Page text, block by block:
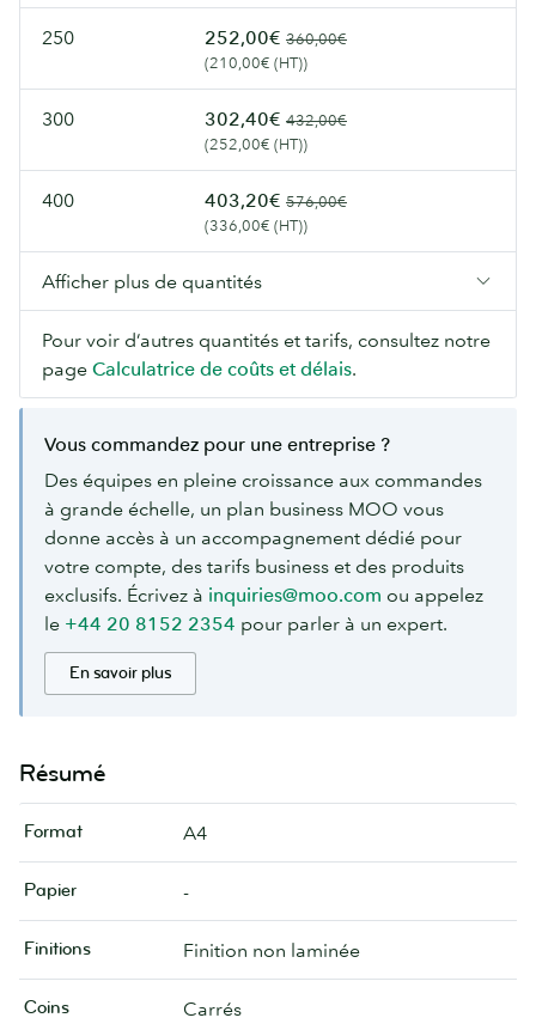
250 252,00€ 360,00€
(210,00€ (HT))
300 302,40€ 432,00€
(252,00€ (HT))
400 403,20€ 576,00€
(336,00€ (HT))
Afficher plus de quantités
Pour voir d’autres quantités et tarifs, consultez notre
page Calculatrice de coûts et délais.
Vous commandez pour une entreprise ?
Des équipes en pleine croissance aux commandes
à grande échelle, un plan business MOO vous
donne accès à un accompagnement dédié pour
votre compte, des tarifs business et des produits
exclusifs. Écrivez à inquiries@moo.com ou appelez
le +44 20 8152 2354 pour parler à un expert.
En savoir plus
Résumé
Format A4
Papier -
Finitions Finition non laminée
Coins Carrés